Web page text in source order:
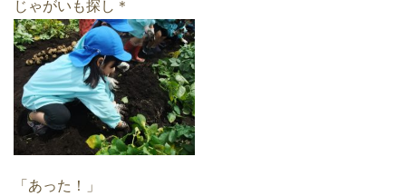
じゃがいも探し＊
「あった！」